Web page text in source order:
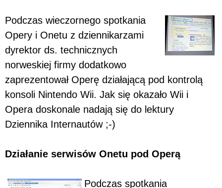
Podczas wieczornego spotkania
Opery i Onetu z dziennikarzami
dyrektor ds. technicznych
norweskiej firmy dodatkowo
zaprezentował Operę działającą pod kontrolą
konsoli Nintendo Wii. Jak się okazało Wii i
Opera doskonale nadają się do lektury
Dziennika Internautów ;-)
Działanie serwisów Onetu pod Operą
Podczas spotkania